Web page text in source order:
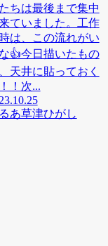
ちは最後まで集中
ていました。工作
は、この流れがい
👍今日描いたもの
天井に貼っておく
！次...
あ草津ひがし